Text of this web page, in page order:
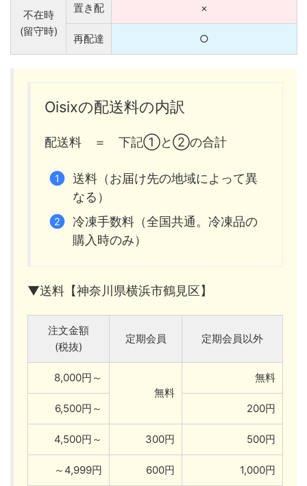
不在時
(留守時)
置き配 ×
再配達 ○
Oisixの配送料の内訳
配送料 ＝ 下記①と②の合計
送料（お届け先の地域によって異
なる）
冷凍手数料（全国共通。冷凍品の
購入時のみ）
▼送料【神奈川県横浜市鶴見区】
注文金額
(税抜)
定期会員 定期会員以外
8,000円～
無料
無料
6,500円～ 200円
4,500円～ 300円 500円
～4,999円 600円 1,000円